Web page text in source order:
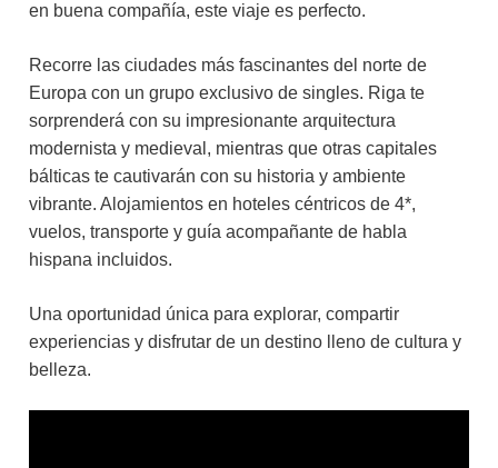
en buena compañía, este viaje es perfecto.
Recorre las ciudades más fascinantes del norte de
Europa con un grupo exclusivo de singles. Riga te
sorprenderá con su impresionante arquitectura
modernista y medieval, mientras que otras capitales
bálticas te cautivarán con su historia y ambiente
vibrante. Alojamientos en hoteles céntricos de 4*,
vuelos, transporte y guía acompañante de habla
hispana incluidos.
Una oportunidad única para explorar, compartir
experiencias y disfrutar de un destino lleno de cultura y
belleza.